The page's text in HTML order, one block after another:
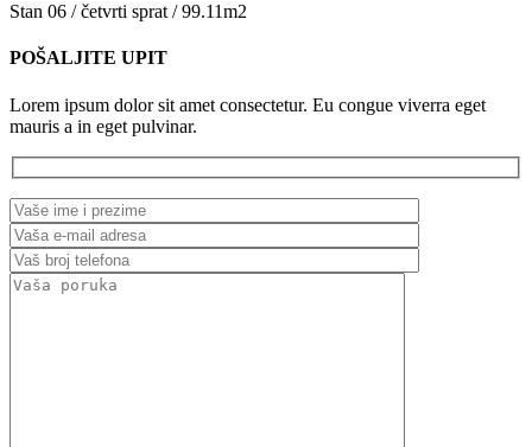
Stan 06 / četvrti sprat / 99.11m2
POŠALJITE UPIT
Lorem ipsum dolor sit amet consectetur. Eu congue viverra eget
mauris a in eget pulvinar.